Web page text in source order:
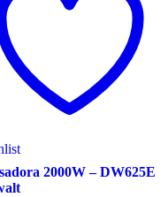
2000W – DW625E